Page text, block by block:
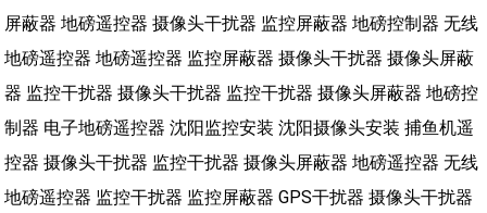
屏蔽器 地磅遥控器 摄像头干扰器 监控屏蔽器 地磅控制器 无线
地磅遥控器 地磅遥控器 监控屏蔽器 摄像头干扰器 摄像头屏蔽
器 监控干扰器 摄像头干扰器 监控干扰器 摄像头屏蔽器 地磅控
制器 电子地磅遥控器 沈阳监控安装 沈阳摄像头安装 捕鱼机遥
控器 摄像头干扰器 监控干扰器 摄像头屏蔽器 地磅遥控器 无线
地磅遥控器 监控干扰器 监控屏蔽器 GPS干扰器 摄像头干扰器